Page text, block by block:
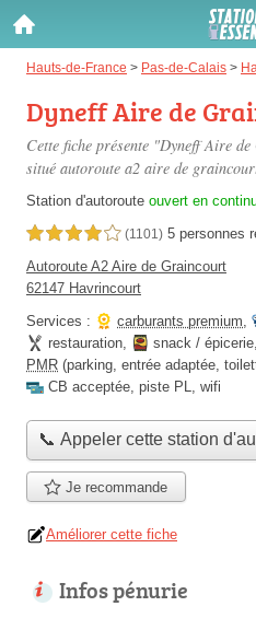
Hauts-de-France > Pas-de-Calais >
Dyneff Aire de
Cette fiche présente "Dyneff Aire
situé autoroute a2 aire de
Station d'autoroute ouvert en
4,0 étoiles sur 5 (1101) 5 personnes
Autoroute A2 Aire de Graincourt
62147 Havrincourt
Services :
carburants premium,
restauration, snack / épicerie,
PMR (parking, entrée adaptée,
CB acceptée, piste PL, wifi
📞 Appeler cette station
Je recommande
Améliorer cette fiche
Infos pénurie
Gazole :
Disponible
SP 98 :
Disponible
SP 95 :
Disponible